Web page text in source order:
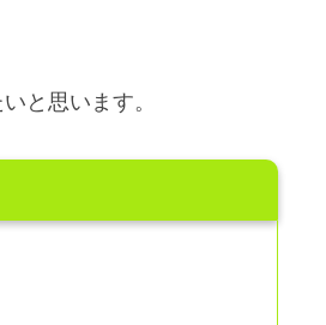
と思います。